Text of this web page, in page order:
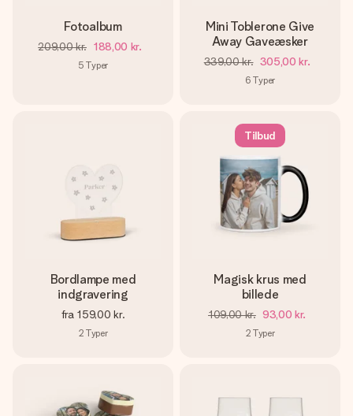
Fotoalbum
209,00 kr. 188,00 kr.
5 Typer
Mini Toblerone Give
Away Gaveæsker
339,00 kr. 305,00 kr.
6 Typer
Bordlampe med
indgravering
fra 159,00 kr.
2 Typer
Tilbud
Magisk krus med
billede
109,00 kr. 93,00 kr.
2 Typer